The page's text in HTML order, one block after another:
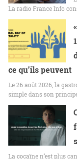
La radio France Info
ce qu’ils peuvent
Le 26 août 2026, la
simple dans son
La cocaïne n’est plus